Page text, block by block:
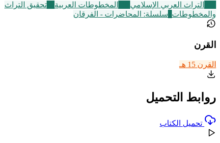
التراث العربي الإسلامي المخطوطات العربية
تحقيق التراث
والمخطوطات سلسلة: المحاضرات - الفرقان
القرن
القرن 15 هـ
روابط التحميل
تحميل الكتاب